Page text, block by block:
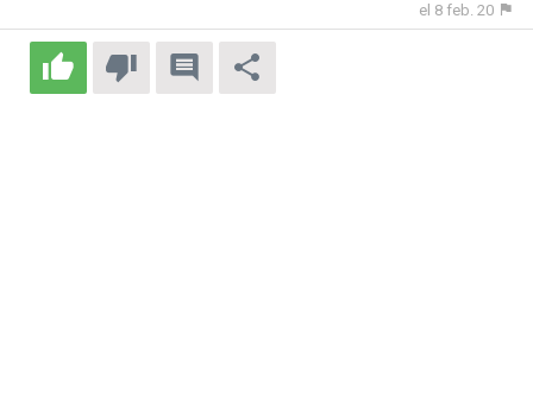
el 8 feb. 20